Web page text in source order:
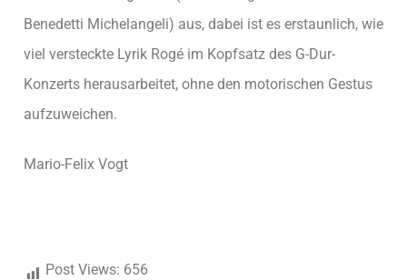
Benedetti Michelangeli) aus, dabei ist es erstaunlich, wie
viel versteckte Lyrik Rogé im Kopfsatz des G-Dur-
Konzerts herausarbeitet, ohne den motorischen Gestus
aufzuweichen.
Mario-Felix Vogt
Post Views: 656